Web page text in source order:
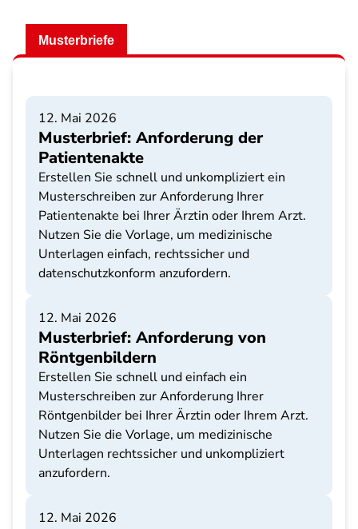
Musterbriefe
12. Mai 2026
Musterbrief: Anforderung der
Patientenakte
Erstellen Sie schnell und unkompliziert ein
Musterschreiben zur Anforderung Ihrer
Patientenakte bei Ihrer Ärztin oder Ihrem Arzt.
Nutzen Sie die Vorlage, um medizinische
Unterlagen einfach, rechtssicher und
datenschutzkonform anzufordern.
12. Mai 2026
Musterbrief: Anforderung von
Röntgenbildern
Erstellen Sie schnell und einfach ein
Musterschreiben zur Anforderung Ihrer
Röntgenbilder bei Ihrer Ärztin oder Ihrem Arzt.
Nutzen Sie die Vorlage, um medizinische
Unterlagen rechtssicher und unkompliziert
anzufordern.
12. Mai 2026